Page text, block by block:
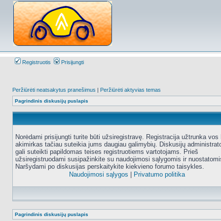
Registruotis Prisijungti
Peržiūrėti neatsakytus pranešimus | Peržiūrėti aktyvias temas
Pagrindinis diskusijų puslapis
Norėdami prisijungti turite būti užsiregistravę. Registracija užtrunka vos
akimirkas tačiau suteikia jums daugiau galimybių. Diskusijų
gali suteikti papildomas teises registruotiems vartotojams. Prieš
užsiregistruodami susipažinkite su naudojimosi sąlygomis ir
Naršydami po diskusijas perskaitykite kiekvieno forumo taisykles.
Naudojimosi sąlygos
Privatumo politika
Pagrindinis diskusijų puslapis